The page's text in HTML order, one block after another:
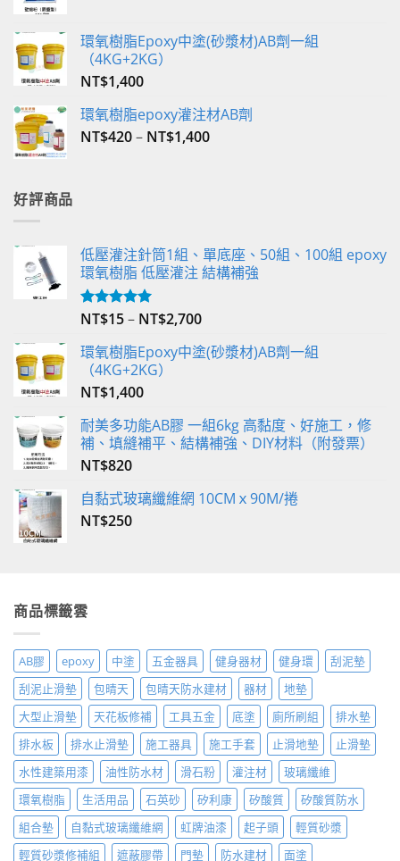
環氧樹脂Epoxy中塗(砂漿材)AB劑一組
（4KG+2KG）
NT$1,400
環氧樹脂epoxy灌注材AB劑
NT$420– NT$1,400
好評商品
低壓灌注針筒1組、單底座、50組、100組 epoxy
環氧樹脂 低壓灌注 結構補強
評分5.00
NT$15– NT$2,700
環氧樹脂Epoxy中塗(砂漿材)AB劑一組
（4KG+2KG）
NT$1,400
耐美多功能AB膠 一組6kg 高黏度、好施工，修
補、填縫補平、結構補強、DIY材料（附發票）
NT$820
自黏式玻璃纖維網 10CMｘ90M/捲
NT$250
商品標籤雲
AB膠 epoxy 中塗 五金器具 健身器材 健身環
刮泥墊
刮泥止滑墊
包晴天 包晴天防水建材 器材
地墊
大型止滑墊
天花板修補 工具五金 底塗 廁所刷組
排水墊
排水板
排水止滑墊 施工器具 施工手套 止滑地墊
止滑墊
水性建築用漆
油性防水材 滑石粉 灌注材
玻璃纖維
環氧樹脂
生活用品 石英砂 矽利康 矽酸質
矽酸質防水
組合墊
自黏式玻璃纖維網 虹牌油漆 起子頭
輕質砂漿
輕質砂漿修補組
遮蔽膠帶 門墊 防水建材 面塗